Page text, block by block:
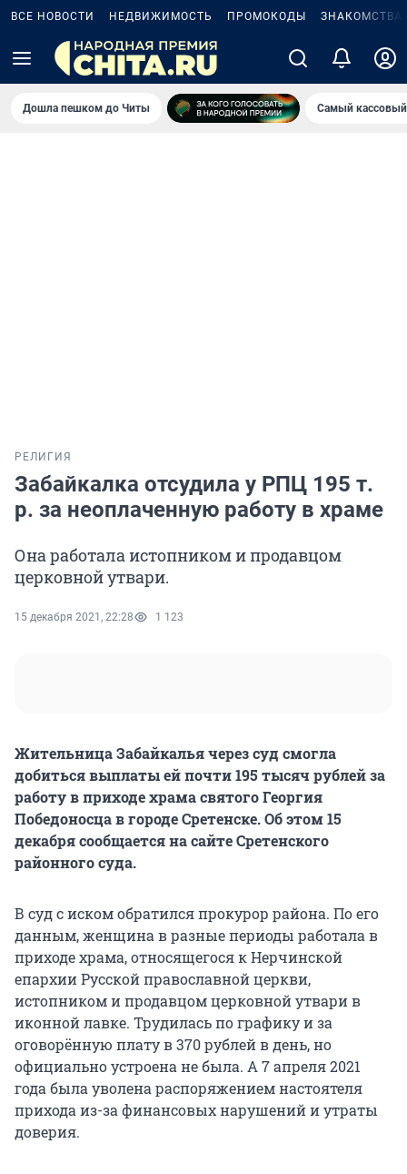
ВСЕ НОВОСТИ НЕДВИЖИМОСТЬ ПРОМОКОДЫ ЗНАКОМСТВА
Дошла пешком до Читы Самый
РЕЛИГИЯ
Забайкалка отсудила у РПЦ 195 т.
р. за неоплаченную работу в храме
Она работала истопником и продавцом
церковной утвари.
15 декабря 2021, 22:28 1 123
Жительница Забайкалья через суд смогла
добиться выплаты ей почти 195 тысяч рублей за
работу в приходе храма святого Георгия
Победоносца в городе Сретенске. Об этом 15
декабря сообщается на сайте Сретенского
районного суда.
В суд с иском обратился прокурор района. По его
данным, женщина в разные периоды работала в
приходе храма, относящегося к Нерчинской
епархии Русской православной церкви,
истопником и продавцом церковной утвари в
иконной лавке. Трудилась по графику и за
оговорённую плату в 370 рублей в день, но
официально устроена не была. А 7 апреля 2021
года была уволена распоряжением настоятеля
прихода из-за финансовых нарушений и утраты
доверия.